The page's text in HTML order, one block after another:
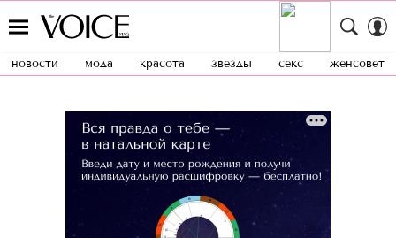
новости мода красота звезды секс женсовет